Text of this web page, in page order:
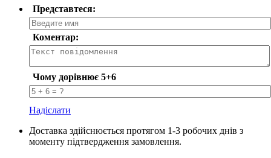
Представтеся:
Коментар:
Чому дорівнює 5+6
Надіслати
Доставка здійснюється протягом 1-3 робочих днів з
моменту підтвердження замовлення.